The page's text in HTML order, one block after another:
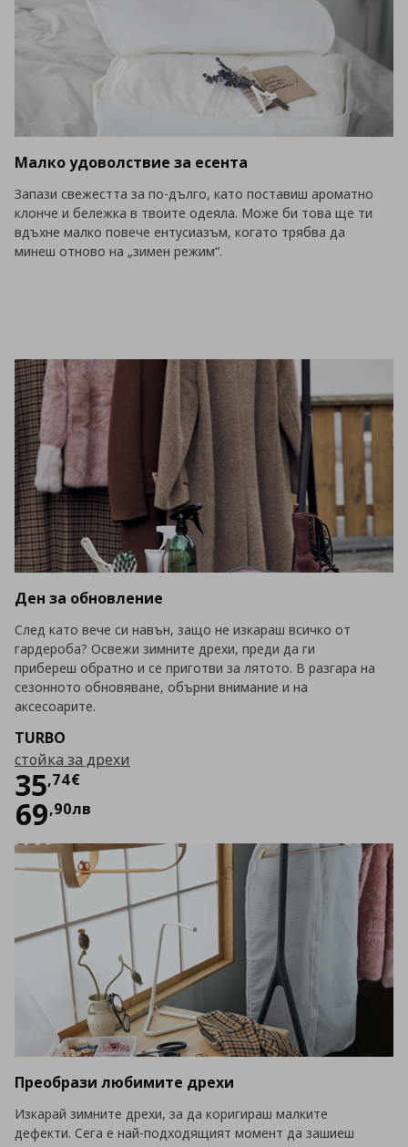
Малко удоволствие за есента
Запази свежестта за по-дълго, като поставиш ароматно
клонче и бележка в твоите одеяла. Може би това ще ти
вдъхне малко повече ентусиазъм, когато трябва да
минеш отново на „зимен режим“.
Ден за обновление
След като вече си навън, защо не изкараш всичко от
гардероба? Освежи зимните дрехи, преди да ги
прибереш обратно и се приготви за лятото. В разгара на
сезонното обновяване, обърни внимание и на
аксесоарите.
TURBO
стойка за дрехи
35,74€
Цена
69,90лв
Преобрази любимите дрехи
Изкарай зимните дрехи, за да коригираш малките
дефекти. Сега е най-подходящият момент да зашиеш